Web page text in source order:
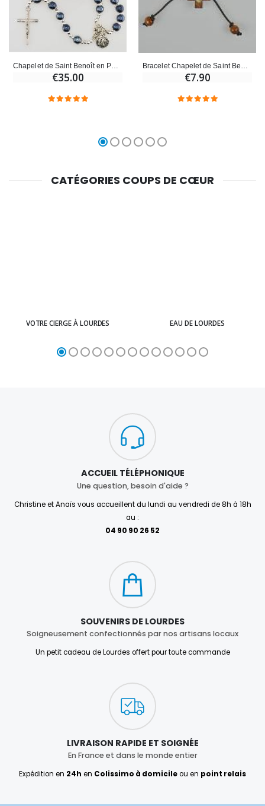
Chapelet de Saint Benoît en Perles Noires - 45cm
€35.00 €7.90
CATÉGORIES COUPS DE CŒUR
VOTRE CIERGE À LOURDES EAU DE LOURDES
ACCUEIL TÉLÉPHONIQUE
Une question, besoin d'aide ?
Christine et Anaïs vous accueillent du lundi au vendredi de 8h à 18h
au :
04 90 90 26 52
SOUVENIRS DE LOURDES
Soigneusement confectionnés par nos artisans locaux
Un petit cadeau de Lourdes offert pour toute commande
LIVRAISON RAPIDE ET SOIGNÉE
En France et dans le monde entier
Expédition en 24h en Colissimo à domicileou en point relais